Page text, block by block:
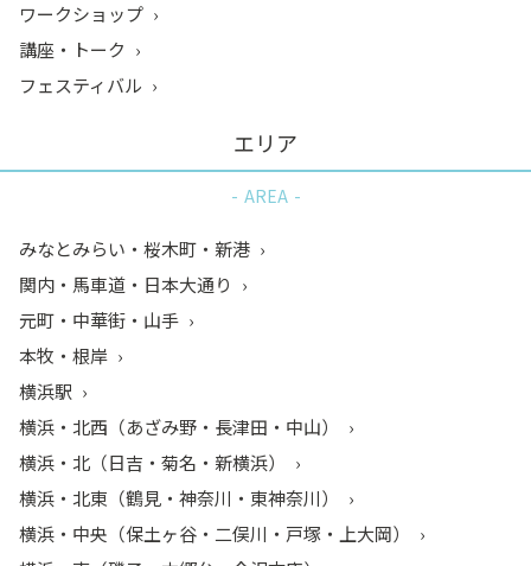
ワークショップ
講座・トーク
フェスティバル
エリア
AREA
みなとみらい・桜木町・新港
関内・馬車道・日本大通り
元町・中華街・山手
本牧・根岸
横浜駅
横浜・北西（あざみ野・長津田・中山）
横浜・北（日吉・菊名・新横浜）
横浜・北東（鶴見・神奈川・東神奈川）
横浜・中央（保土ヶ谷・二俣川・戸塚・上大岡）